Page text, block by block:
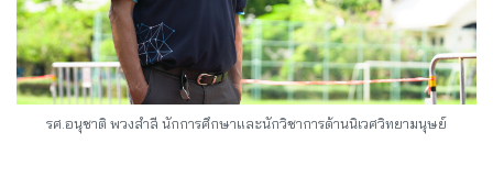
รศ.อนุชาติ พวงสำลี นักการศึกษาและนักวิชาการด้านนิเวศวิทยามนุษย์